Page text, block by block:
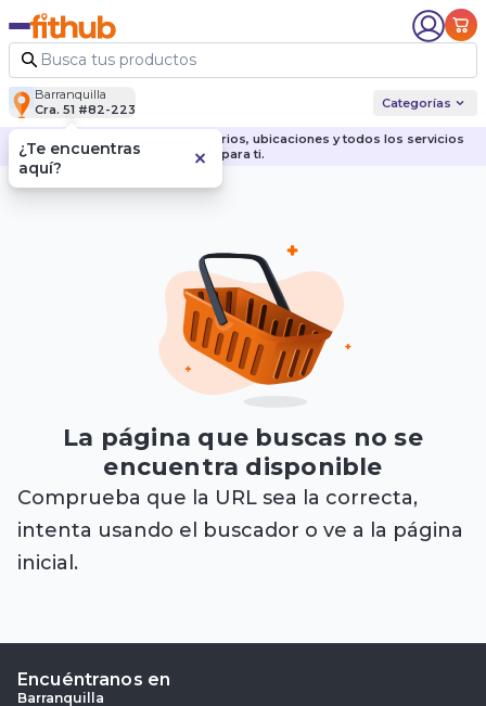
Barranquilla
Cra. 51 #82-223
Categorías
Descubre nuestras sedes, horarios, ubicaciones y todos los servicios
para ti.
La página que buscas no se
encuentra disponible
Comprueba que la URL sea la correcta,
intenta usando el buscador o ve a la página
inicial.
Encuéntranos en
Barranquilla
¿Te encuentras
aquí?